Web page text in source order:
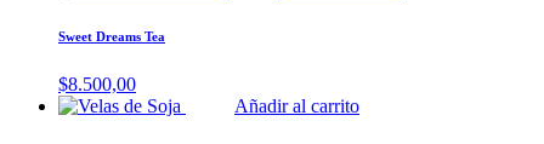
Sweet Dreams Tea
$8.500,00
Añadir al carrito